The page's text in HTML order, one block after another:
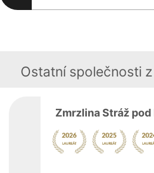
Ostatní společnosti
Zmrzlina Stráž pod